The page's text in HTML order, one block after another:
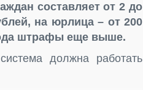
составляет от 2 до
на юрлица – от 200
штрафы еще выше.
должна работать